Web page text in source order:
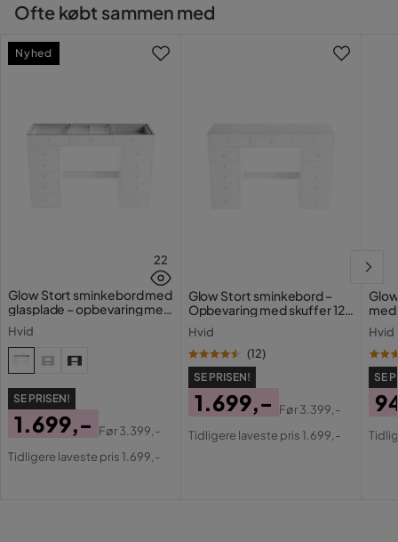
Ofte købt sammen med
22
Glow Stort sminkebord med
glasplade – opbevaring med
skuffer og rum 120 cm
Hvid
SE PRISEN!
Pris
1.699,-
Original
Før3.399,-
Tidligere laveste pris 1.699,-
Nyhed
Glow Stort sminkebord –
Opbevaring med skuffer 120
cm
Hvid
(12)
SE PRISEN!
Pris
1.699,-
Original
Før3.399,-
Tidligere laveste pris 1.699,-
med
Hvid
SE